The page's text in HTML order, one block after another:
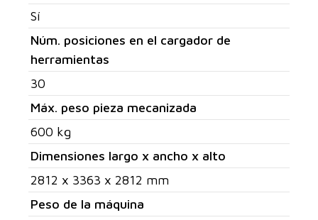
Sí
Núm. posiciones en el cargador de
herramientas
30
Máx. peso pieza mecanizada
600 kg
Dimensiones largo x ancho x alto
2812 x 3363 x 2812 mm
Peso de la máquina